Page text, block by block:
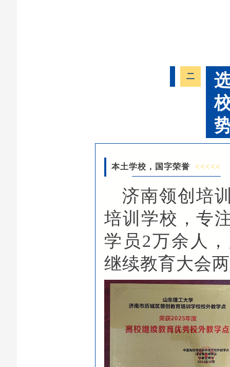
二
本土学校，国字荣誉 <<<<<
济南领创培
培训学校，专
学员2万余人
继续教育大会